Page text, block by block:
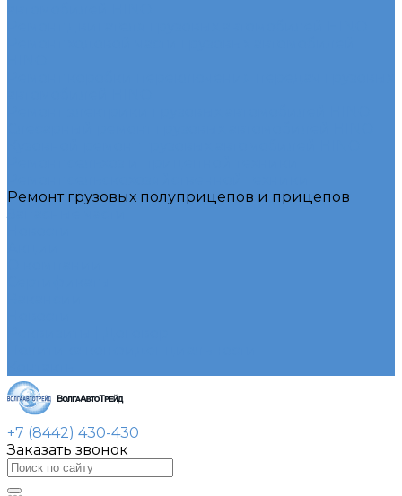
Ремонт грузовых полуприцепов и прицепов
+7 (8442) 430-430
Заказать звонок